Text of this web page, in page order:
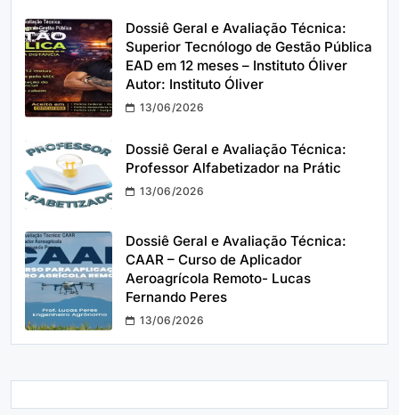
Dossiê Geral e Avaliação Técnica:
Superior Tecnólogo de Gestão Pública
EAD em 12 meses – Instituto Óliver
Autor: Instituto Óliver
13/06/2026
Dossiê Geral e Avaliação Técnica:
Professor Alfabetizador na Prátic
13/06/2026
Dossiê Geral e Avaliação Técnica:
CAAR – Curso de Aplicador
Aeroagrícola Remoto- Lucas
Fernando Peres
13/06/2026